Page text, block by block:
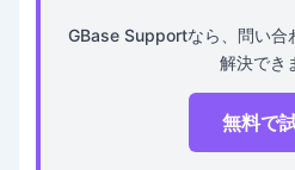
GBase Supportなら、問い合
解決でき
無料で